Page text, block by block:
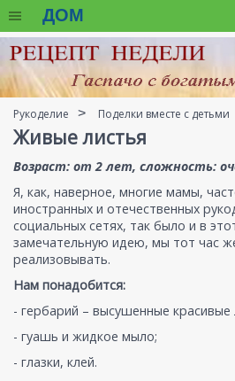
ДОМ
Рукоделие Поделки вместе с детьми
Живые листья
Возраст: от 2 лет, сложность:
Я, как, наверное, многие мамы,
иностранных и отечественных
социальных сетях, так было и в
замечательную идею, мы тот час
реализовывать.
Нам понадобится:
- гербарий – высушенные красивые
- гуашь и жидкое мыло;
- глазки, клей.